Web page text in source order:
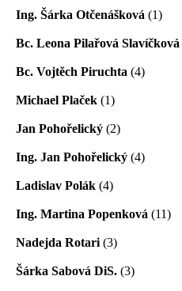
Ing. Šárka Otčenášková (1)
Bc. Leona Pilařová Slavíčková
Bc. Vojtěch Piruchta (4)
Michael Plaček (1)
Jan Pohořelický (2)
Ing. Jan Pohořelický (4)
Ladislav Polák (4)
Ing. Martina Popenková (11)
Nadejda Rotari (3)
Šárka Sabová DiS. (3)